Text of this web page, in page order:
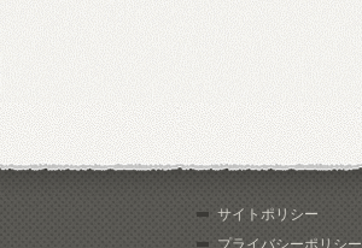
サイトポリシー
プライバシーポリシー